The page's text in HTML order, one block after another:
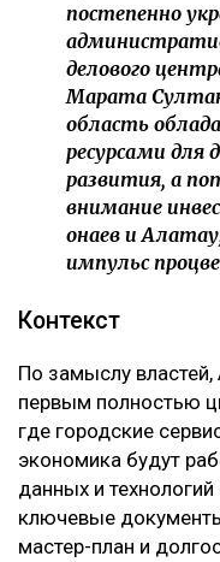
постепенно
делового
Марата
область
ресурсами для
развития, а
внимание
Қонаев и
импульс
Контекст
По замыслу
первым полностью
где городские
экономика будут
данных и
ключевые
мастер-план и